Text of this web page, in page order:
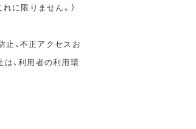
に限りません。）
止、不正アクセスお
、利用者の利用環